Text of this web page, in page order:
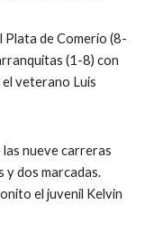
Plata de Comerío (8-
(1-8) con
veterano Luis
nueve carreras
y dos marcadas.
el juvenil Kelvin